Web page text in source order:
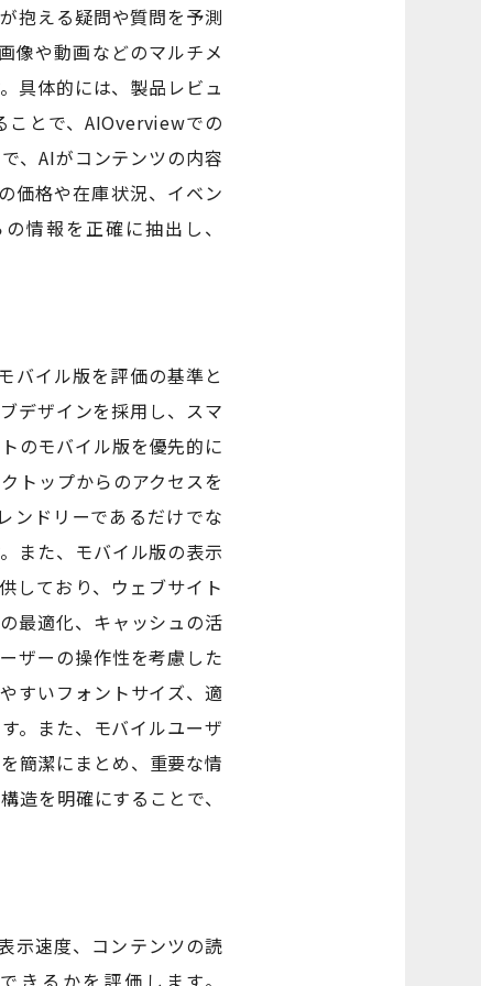
抱える疑問や質問を予測
像や動画などのマルチメ
具体的には、製品レビュ
ことで、AIOverviewでの
、AIがコンテンツの内容
価格や在庫状況、イベン
情報を正確に抽出し、
バイル版を評価の基準と
デザインを採用し、スマ
のモバイル版を優先的に
トップからのアクセスを
ンドリーであるだけでな
また、モバイル版の表示
しており、ウェブサイト
最適化、キャッシュの活
ザーの操作性を考慮した
すいフォントサイズ、適
。また、モバイルユーザ
簡潔にまとめ、重要な情
造を明確にすることで、
示速度、コンテンツの読